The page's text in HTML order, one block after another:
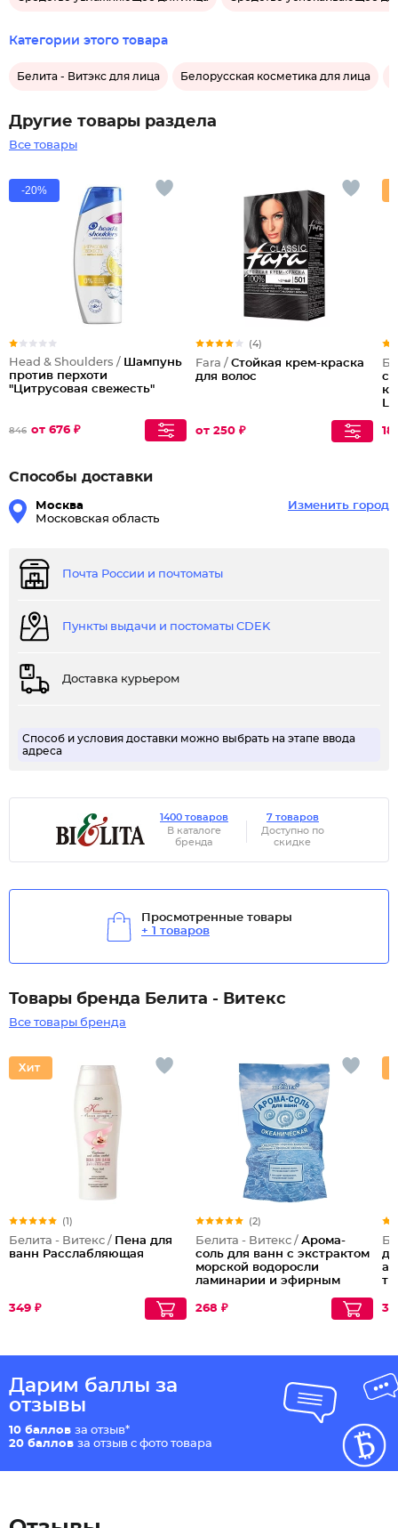
Категории этого товара
Белита - Витэкс для лица Белорусская косметика для лица
Другие товары раздела
Все товары
-20%
Head & Shoulders / Шампунь
против перхоти
"Цитрусовая свежесть"
846 от 676 ₽
(4)
Fara / Стойкая крем-краска
для волос
от 250 ₽
Способы доставки
Москва
Московская область
Изменить город
Почта России и почтоматы
Пункты выдачи и постоматы CDEK
Доставка курьером
Способ и условия доставки можно выбрать на этапе ввода
адреса
1400 товаров
В каталоге
бренда
7 товаров
Доступно по
скидке
Просмотренные товары
+ 1 товаров
Товары бренда Белита - Витекс
Все товары бренда
(1)
Белита - Витекс / Пена для
ванн Расслабляющая
349 ₽
(2)
Белита - Витекс / Арома-
соль для ванн с экстрактом
морской водоросли
ламинарии и эфирным
Океаническая
268 ₽
Дарим баллы за
отзывы
10 баллов за отзыв*
20 баллов за отзыв с фото товара